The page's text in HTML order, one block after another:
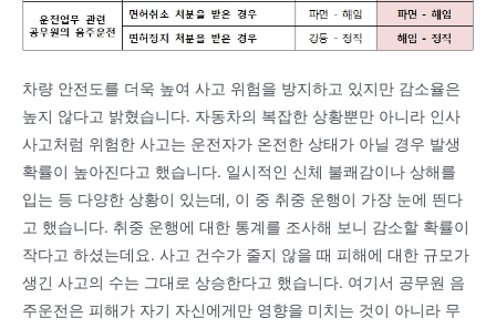
차량 안전도를 더욱 높여 사고 위험을 방지하고 있지만 감소율은
높지 않다고 밝혔습니다. 자동차의 복잡한 상황뿐만 아니라 인사
사고처럼 위험한 사고는 운전자가 온전한 상태가 아닐 경우 발생
확률이 높아진다고 했습니다. 일시적인 신체 불쾌감이나 상해를
입는 등 다양한 상황이 있는데, 이 중 취중 운행이 가장 눈에 띈다
고 했습니다. 취중 운행에 대한 통계를 조사해 보니 감소할 확률이
작다고 하셨는데요. 사고 건수가 줄지 않을 때 피해에 대한 규모가
생긴 사고의 수는 그대로 상승한다고 했습니다. 여기서 공무원 음
주운전은 피해가 자기 자신에게만 영향을 미치는 것이 아니라 무